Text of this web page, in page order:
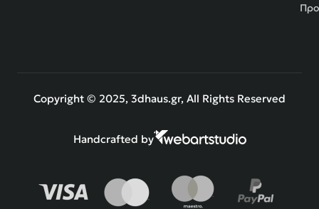
Copyright © 2025, 3dhaus.gr, All Rights Reserved
Handcrafted by